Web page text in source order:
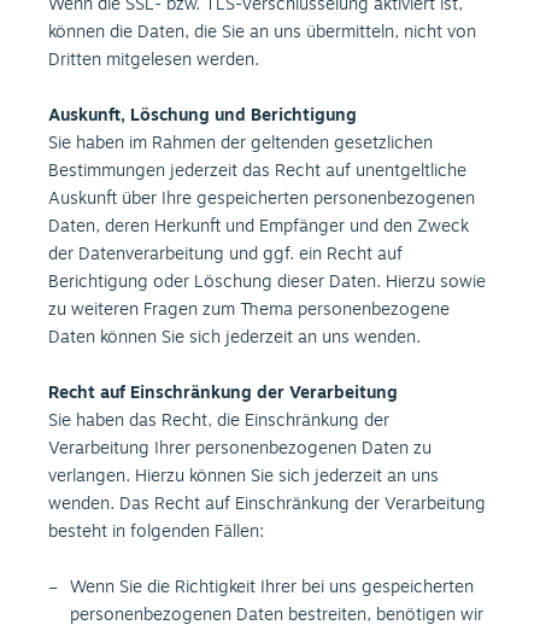
Wenn die SSL- bzw. TLS-Verschlüsselung aktiviert ist,
können die Daten, die Sie an uns übermitteln, nicht von
Dritten mitgelesen werden.
Auskunft, Löschung und Berichtigung
Sie haben im Rahmen der geltenden gesetzlichen
Bestimmungen jederzeit das Recht auf unentgeltliche
Auskunft über Ihre gespeicherten personenbezogenen
Daten, deren Herkunft und Empfänger und den Zweck
der Datenverarbeitung und ggf. ein Recht auf
Berichtigung oder Löschung dieser Daten. Hierzu sowie
zu weiteren Fragen zum Thema personenbezogene
Daten können Sie sich jederzeit an uns wenden.
Recht auf Einschränkung der Verarbeitung
Sie haben das Recht, die Einschränkung der
Verarbeitung Ihrer personenbezogenen Daten zu
verlangen. Hierzu können Sie sich jederzeit an uns
wenden. Das Recht auf Einschränkung der Verarbeitung
besteht in folgenden Fällen:
Wenn Sie die Richtigkeit Ihrer bei uns gespeicherten
personenbezogenen Daten bestreiten, benötigen wir